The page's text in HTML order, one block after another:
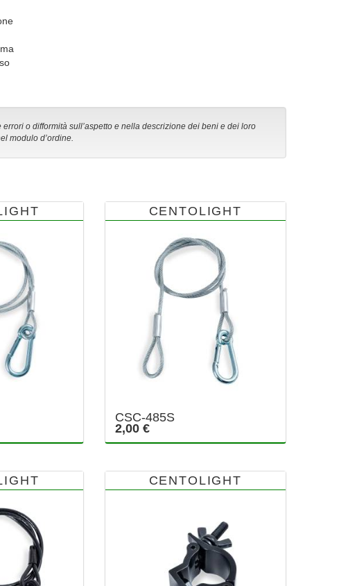
o difformità sull’aspetto e nella descrizione dei beni e dei loro
modulo d’ordine.
CENTOLIGHT
CSC-485S
2,00 €
CENTOLIGHT